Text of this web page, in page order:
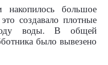
большое
создавало плотные
воды. В общей
было вывезено